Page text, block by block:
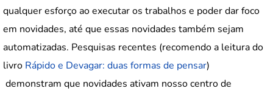
qualquer esforço ao executar os trabalhos e poder dar foco
em novidades, até que essas novidades também sejam
automatizadas. Pesquisas recentes (recomendo a leitura do
livro Rápido e Devagar: duas formas de pensar)
demonstram que novidades ativam nosso centro de